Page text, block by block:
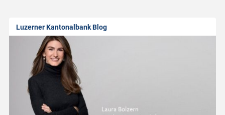
Luzerner Kantonalbank Blog